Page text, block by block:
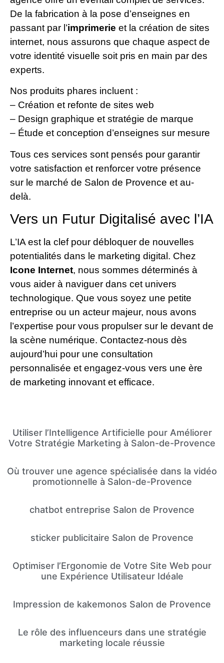
De la fabrication à la pose d’enseignes en
passant par l’imprimerie et la création de sites
internet, nous assurons que chaque aspect de
votre identité visuelle soit pris en main par des
experts.
Nos produits phares incluent :
– Création et refonte de sites web
– Design graphique et stratégie de marque
– Étude et conception d’enseignes sur mesure
Tous ces services sont pensés pour garantir
votre satisfaction et renforcer votre présence
sur le marché de Salon de Provence et au-
delà.
Vers un Futur Digitalisé avec l’IA
L’IA est la clef pour débloquer de nouvelles
potentialités dans le marketing digital. Chez
Icone Internet, nous sommes déterminés à
vous aider à naviguer dans cet univers
technologique. Que vous soyez une petite
entreprise ou un acteur majeur, nous avons
l’expertise pour vous propulser sur le devant de
la scène numérique. Contactez-nous dès
aujourd’hui pour une consultation
personnalisée et engagez-vous vers une ère
de marketing innovant et efficace.
Utiliser l’Intelligence Artificielle pour Améliorer
Votre Stratégie Marketing à Salon-de-Provence
Où trouver une agence spécialisée dans la vidéo
promotionnelle à Salon-de-Provence
chatbot entreprise Salon de Provence
sticker publicitaire Salon de Provence
Optimiser l’Ergonomie de Votre Site Web pour
une Expérience Utilisateur Idéale
Impression de kakemonos Salon de Provence
Le rôle des influenceurs dans une stratégie
marketing locale réussie